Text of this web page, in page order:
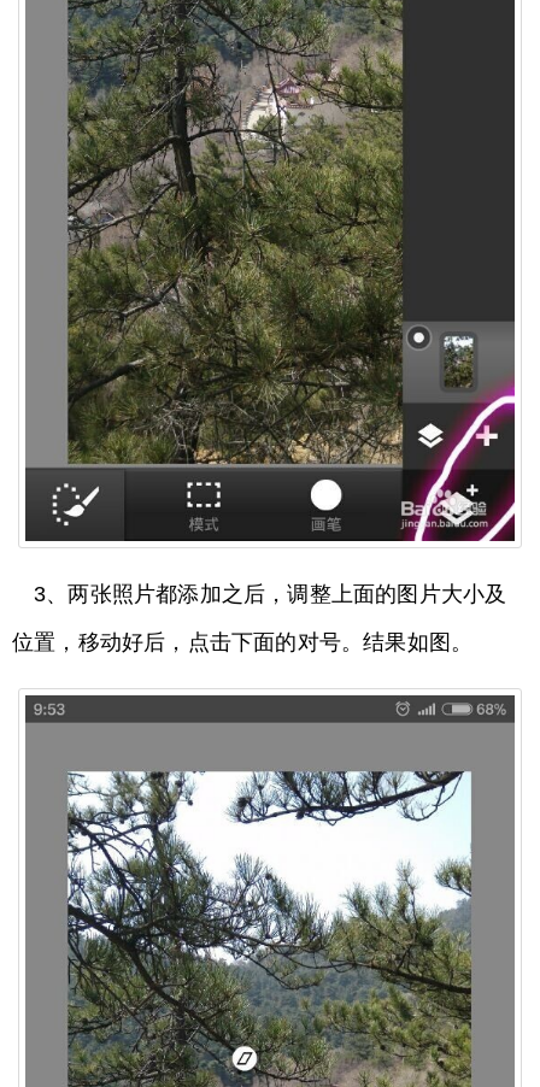
3、两张照片都添加之后，调整上面的图片大小及
位置，移动好后，点击下面的对号。结果如图。